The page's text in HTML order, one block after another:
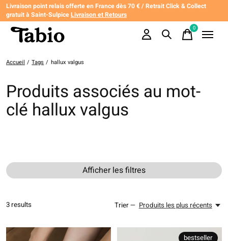
Livraison point relais offerte en France dès 70 € / Retrait Click & Collect
gratuit à Saint-SulpiceLivraison et Retours
0items
Accueil / Tags / hallux valgus
Produits associés au mot-
clé hallux valgus
Afficher les filtres
3 results Trier — Produits les plus récents
bestseller